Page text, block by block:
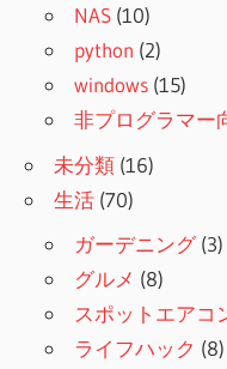
NAS (10)
python (2)
windows (15)
非プログラマー
未分類 (16)
生活 (70)
ガーデニング(3)
グルメ (8)
スポットエアコ
ライフハック (8)